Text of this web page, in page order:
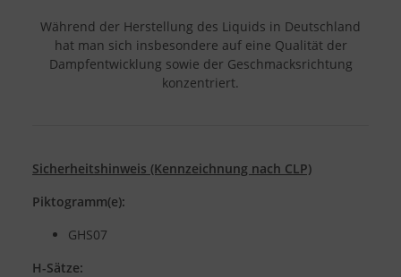
Während der Herstellung des Liquids in Deutschland
hat man sich insbesondere auf eine Qualität der
Dampfentwicklung sowie der Geschmacksrichtung
konzentriert.
Sicherheitshinweis (Kennzeichnung nach CLP)
Piktogramm(e):
GHS07
H-Sätze: